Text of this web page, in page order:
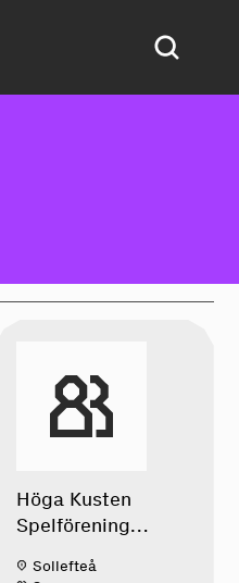
Höga Kusten
Spelförening
Sollefteå